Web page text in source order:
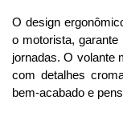
O design
o motorista, garante
jornadas. O volante
com detalhes
bem-acabado e